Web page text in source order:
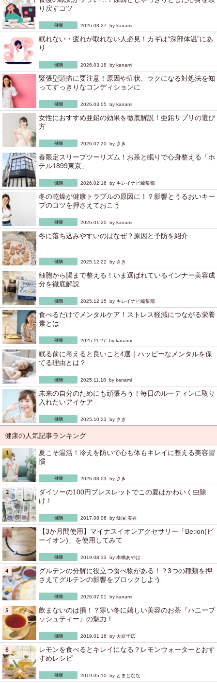
り戻すコツ
2026.03.27 by kanami
眠れない・疲れが取れない人必見！カギは“深部体温”にあ
り
2026.03.18 by kanami
緊張型頭痛に要注意！原因や症状、ラクになる対処法を知
ってすっきりなコンディションに
2026.03.05 by kanami
女性におすすめ亜鉛の効果を徹底解説！亜鉛サプリの選び
方
2026.02.20 by さき
春限定スリープツーリズム！お茶と眠りで心身整える「ホ
テル1899東京」
2026.02.16 by キレイナビ編集部
冬の乾燥が健康トラブルの原因に！？影響とうるおいキー
プのコツを押さえておこう
2026.01.20 by kanami
冬に落ち込みやすいのはなぜ？原因と予防を紹介
2025.12.22 by さき
細胞から腸まで整える！いま選ばれているインナー美容成
分を徹底解説
2025.12.15 by キレイナビ編集部
食べるだけでメンタルケア！ストレス軽減につながる栄養
素とは
2025.11.27 by kanami
眠る前に考えると良いこと4選｜ハッピーなメンタルを保
てる理由とは？
2025.11.18 by kanami
未来の自分のためにも頑張ろう！毎日のルーティンに取り
入れたいアイケア
2025.10.23 by さき
健康の人気記事ランキング
夏こそ温活！冷えを防いで心も体もキレイに整える美容習
慣
2026.08.03 by さき
ダイソーの100円ブレスレットでこの夏はかわいく虫除
け！
2017.08.06 by 飯塚 美香
【3か月間使用】マイナスイオンアクセサリー「Be:ion(ビ
ーイオン)」を使用してみて
2019.08.13 by 本橋あやは
グルテンの分解に役立つ食べ物がある！？3つの種類を押
さえてグルテンの影響をブロックしよう
2026.07.01 by kanami
飲まないのは損！？寒い冬に嬉しい美容のお茶『ハニーブ
ッシュティー』の魅力！
2019.01.16 by 大庭千広
レモンを食べるとキレイになる？レモンウォーターとおす
すめレシピ
2019.05.10 by とまとなな